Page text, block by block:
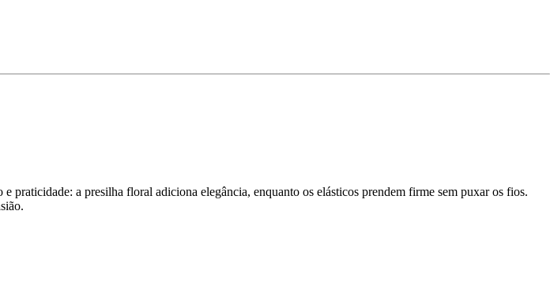
praticidade: a presilha floral adiciona elegância, enquanto os elásticos prendem firme sem puxar os fios.